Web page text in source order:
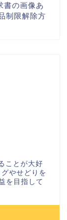
書の画像あ
制限解除方
ことが大好
やせどりを
を目指して